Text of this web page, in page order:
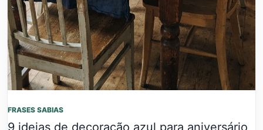
FRASES SABIAS
9 ideias de decoração azul para aniversário